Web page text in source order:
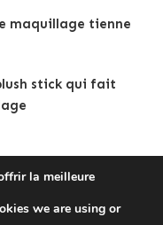
maquillage tienne
stick qui fait
la meilleure
we are using or